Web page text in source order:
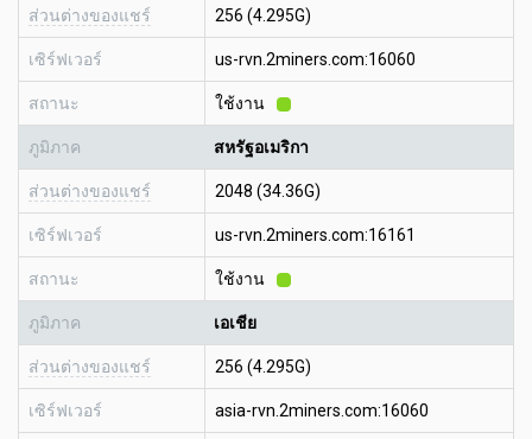
ส่วนต่างของแชร์ 256 (4.295G)
เซิร์ฟเวอร์ us-rvn.2miners.com:16060
สถานะ ใช้งาน
ภูมิภาค สหรัฐอเมริกา
ส่วนต่างของแชร์ 2048 (34.36G)
เซิร์ฟเวอร์ us-rvn.2miners.com:16161
สถานะ ใช้งาน
ภูมิภาค เอเชีย
ส่วนต่างของแชร์ 256 (4.295G)
เซิร์ฟเวอร์ asia-rvn.2miners.com:16060